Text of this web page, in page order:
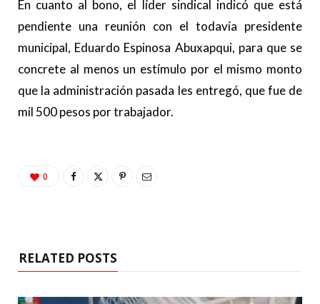
En cuanto al bono, el líder sindical indicó que está
pendiente una reunión con el todavía presidente
municipal, Eduardo Espinosa Abuxapqui, para que se
concrete al menos un estímulo por el mismo monto
que la administración pasada les entregó, que fue de
mil 500 pesos por trabajador.
0
RELATED POSTS